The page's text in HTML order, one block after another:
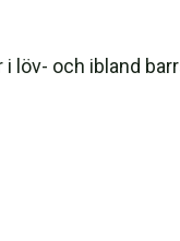
löv- och ibland